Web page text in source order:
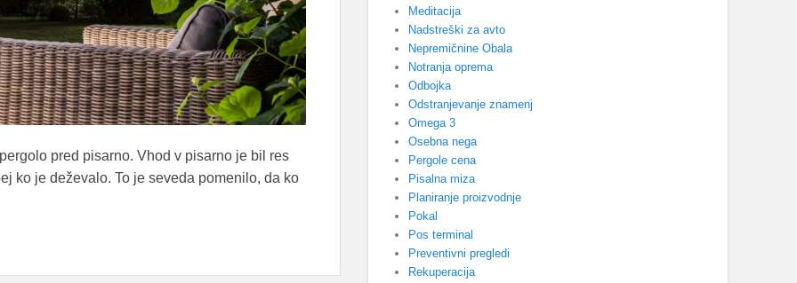
pred pisarno. Vhod v pisarno je bil res
ko je deževalo. To je seveda pomenilo, da ko
Meditacija
Nadstreški za avto
Nepremičnine Obala
Notranja oprema
Odbojka
Odstranjevanje znamenj
Omega 3
Osebna nega
Pergole cena
Pisalna miza
Planiranje proizvodnje
Pokal
Pos terminal
Preventivni pregledi
Rekuperacija